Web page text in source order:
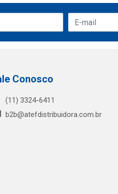
Conosco
(11) 3324-6411
b2b@atefdistribuidora.com.br